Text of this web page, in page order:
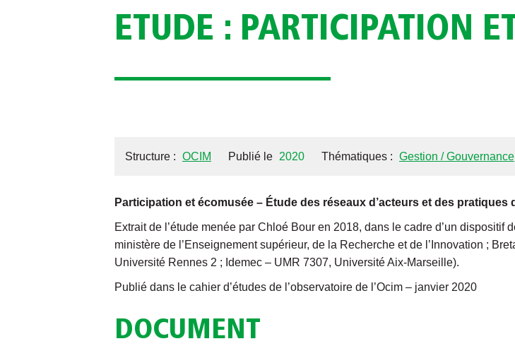
ETUDE : PARTICIPATION
Structure : OCIM Publié le 2020 Thématiques : Gestion / Gouvernance
Participation et écomusée – Étude des réseaux d’acteurs et des pratiques
Extrait de l’étude menée par Chloé Bour en 2018, dans le cadre d’un
ministère de l’Enseignement supérieur, de la Recherche et de l’Innovation ;
Université Rennes 2 ; Idemec – UMR 7307, Université Aix-Marseille).
Publié dans le cahier d’études de l’observatoire de l’Ocim – janvier 2020
DOCUMENT